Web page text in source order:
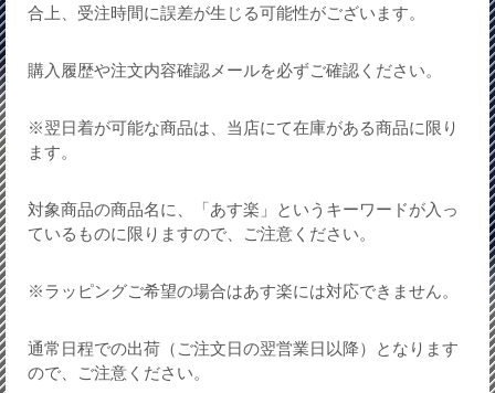
合上、受注時間に誤差が生じる可能性がございます。
購入履歴や注文内容確認メールを必ずご確認ください。
※翌日着が可能な商品は、当店にて在庫がある商品に限り
ます。
対象商品の商品名に、「あす楽」というキーワードが入っ
ているものに限りますので、ご注意ください。
※ラッピングご希望の場合はあす楽には対応できません。
通常日程での出荷（ご注文日の翌営業日以降）となります
ので、ご注意ください。